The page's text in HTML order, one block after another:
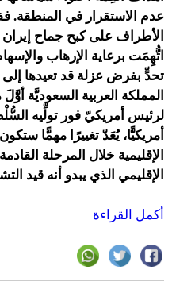
عدم الاستقرار في المنطقة.
الأطراف على كبح جماح إيران
اتُّهِمَت برعاية الإرهاب
تحدٍّ بفرض عزلة قد تعيدها إلى
المملكة العربية السعوديَّة
لرئيس أمريكيّ فور تولِّيه
أمريكيًّا، يُعَدّ تغييرًا مهمًّا
الإقليمية خلال المرحلة
الإقليمي الذي يبدو أنه قيد
أكمل القراءة